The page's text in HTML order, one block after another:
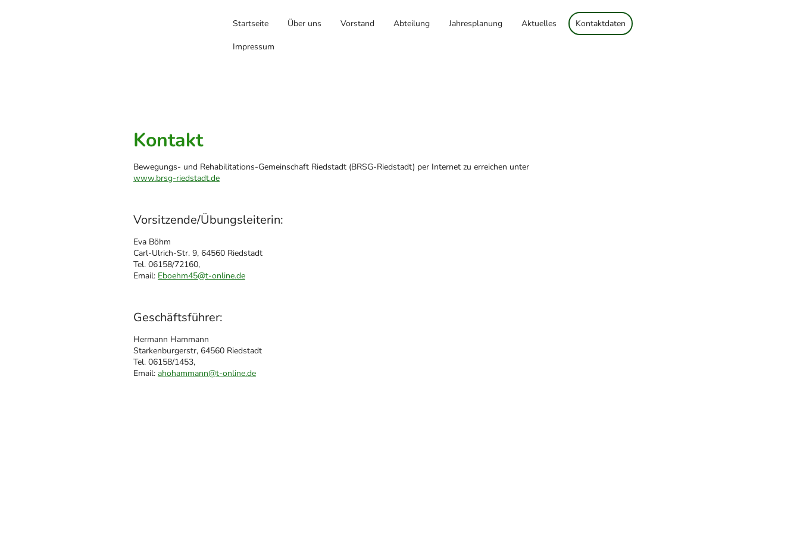
Startseite Über uns Vorstand Abteilung Jahresplanung Aktuelles Kontaktdaten
Impressum
Kontakt
Bewegungs- und Rehabilitations-Gemeinschaft Riedstadt (BRSG-Riedstadt) per Internet zu erreichen unter
www.brsg-riedstadt.de
Vorsitzende/Übungsleiterin:
Eva Böhm
Carl-Ulrich-Str. 9, 64560 Riedstadt
Tel. 06158/72160,
Email: Eboehm45@t-online.de
Geschäftsführer:
Hermann Hammann
Starkenburgerstr, 64560 Riedstadt
Tel. 06158/1453,
Email: ahohammann@t-online.de